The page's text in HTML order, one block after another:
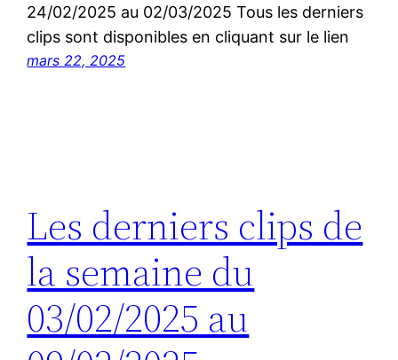
24/02/2025 au 02/03/2025 Tous les derniers
clips sont disponibles en cliquant sur le lien
mars 22, 2025
Les derniers clips de
la semaine du
03/02/2025 au